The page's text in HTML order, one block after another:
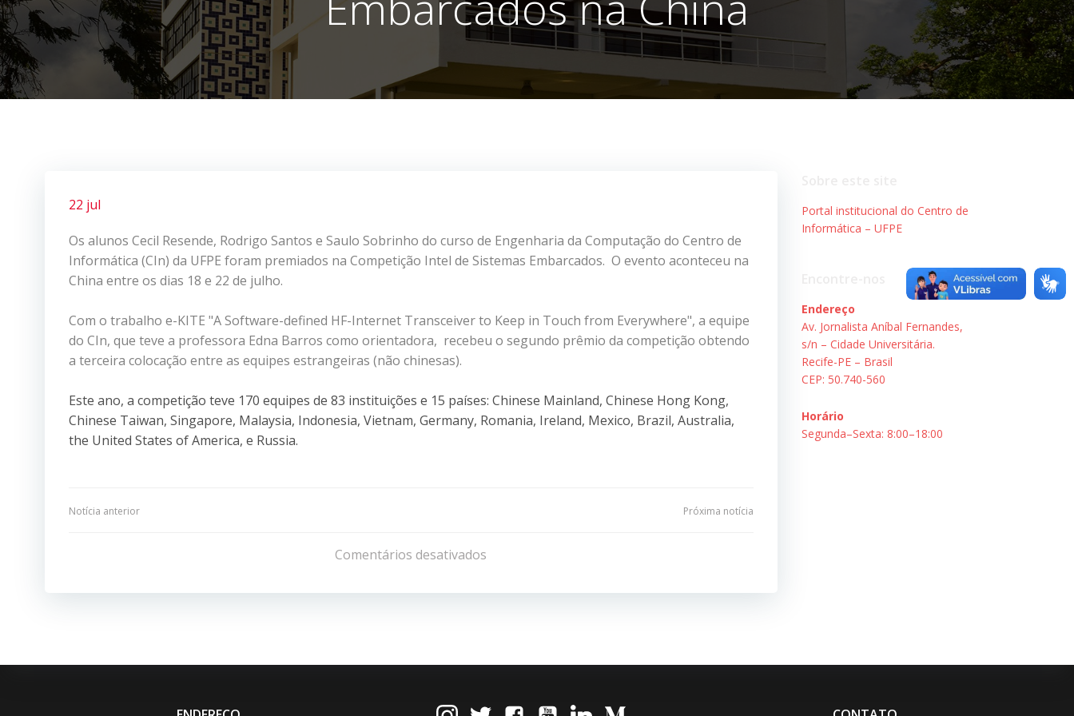
22 jul
Os alunos Cecil Resende, Rodrigo Santos e Saulo Sobrinho do curso de Engenharia da Computação do Centro de
Informática (CIn) da UFPE foram premiados na Competição Intel de Sistemas Embarcados. O evento aconteceu na
China entre os dias 18 e 22 de julho.
Com o trabalho e-KITE "A Software-defined HF-Internet Transceiver to Keep in Touch from Everywhere", a equipe
do CIn, que teve a professora Edna Barros como orientadora, recebeu o segundo prêmio da competição obtendo
a terceira colocação entre as equipes estrangeiras (não chinesas).
Este ano, a competição teve 170 equipes de 83 instituições e 15 países: Chinese Mainland, Chinese Hong Kong,
Chinese Taiwan, Singapore, Malaysia, Indonesia, Vietnam, Germany, Romania, Ireland, Mexico, Brazil, Australia,
the United States of America, e Russia.
Navegação
Post
Notícia anterior
de
Post
Próxima notícia
Comentários desativados
Portal institucional do Centro de
Informática – UFPE
Endereço
Av. Jornalista Aníbal Fernandes,
s/n – Cidade Universitária.
Recife-PE – Brasil
CEP: 50.740-560
Horário
Segunda–Sexta: 8:00–18:00